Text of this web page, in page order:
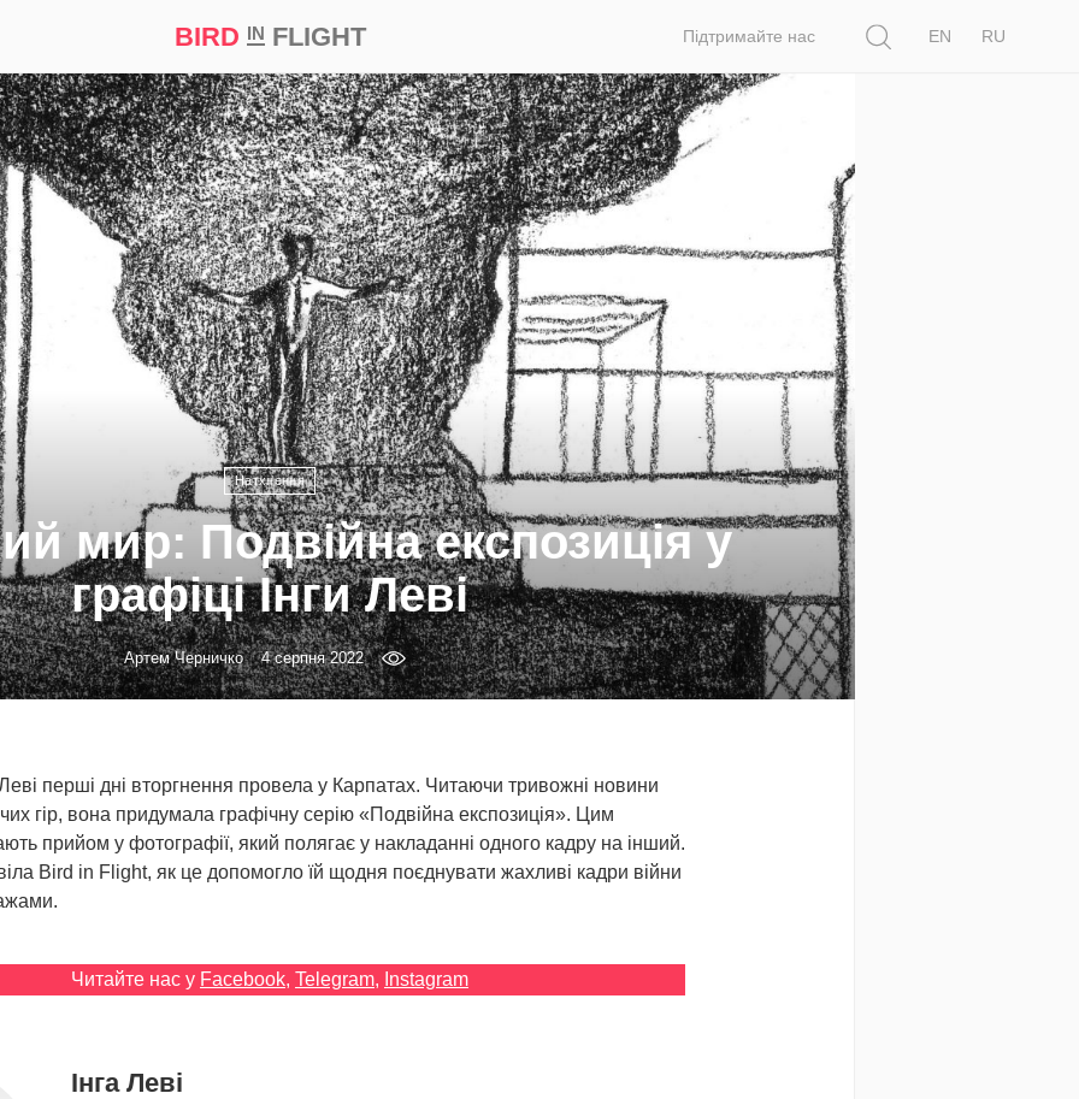
BIRD INFLIGHT Підтримайте нас
EN
RU
Професія Bird in Flight Prize ‘21
Натхнення
мир: Подвійна експозиція у
графіці Інги Леві
Артем Черничко 4 серпня 2022
перші дні вторгнення провела у Карпатах. Читаючи тривожні новини
гір, вона придумала графічну серію «Подвійна експозиція». Цим
прийом у фотографії, який полягає у накладанні одного кадру на інший.
Bird in Flight, як це допомогло їй щодня поєднувати жахливі кадри війни
Читайте нас у Facebook, Telegram, Instagram
Інга Леві